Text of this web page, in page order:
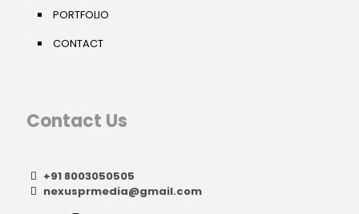
PORTFOLIO
CONTACT
Contact Us
+91 8003050505
nexusprmedia@gmail.com